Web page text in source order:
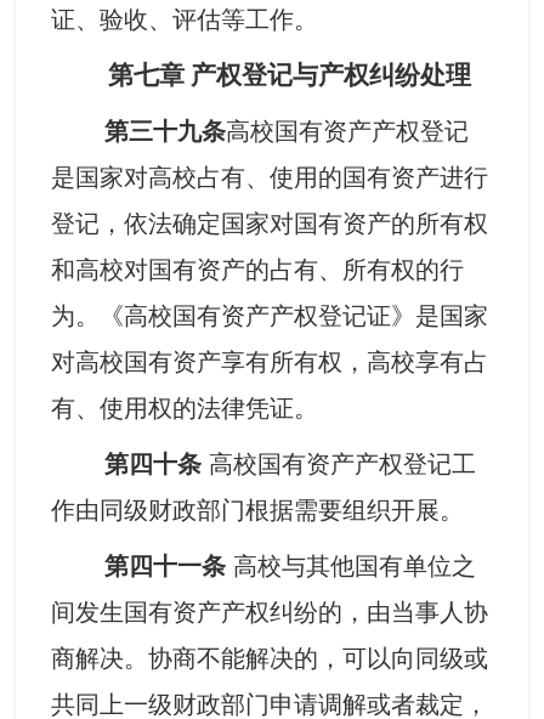
证、验收、评估等工作。
第七章 产权登记与产权纠纷处理
第三十九条高校国有资产产权登记
是国家对高校占有、使用的国有资产进行
登记，依法确定国家对国有资产的所有权
和高校对国有资产的占有、所有权的行
为。《高校国有资产产权登记证》是国家
对高校国有资产享有所有权，高校享有占
有、使用权的法律凭证。
第四十条 高校国有资产产权登记工
作由同级财政部门根据需要组织开展。
第四十一条 高校与其他国有单位之
间发生国有资产产权纠纷的，由当事人协
商解决。协商不能解决的，可以向同级或
共同上一级财政部门申请调解或者裁定，